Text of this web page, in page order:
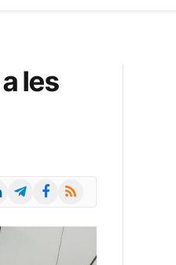
les
TelegramFacebook
RSS